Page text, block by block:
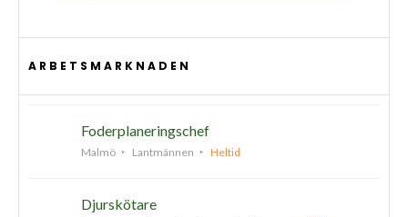
ARBETSMARKNADEN
Foderplaneringschef
Malmö Lantmännen Heltid
Djurskötare